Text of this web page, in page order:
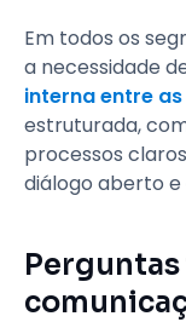
Em todos os
a necessidade
interna entre
estruturada,
processos
diálogo aberto